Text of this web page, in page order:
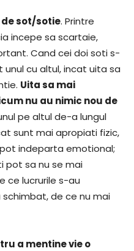
sot/sotie. Printre
incepe sa scartaie,
Cand cei doi soti s-
cu altul, incat uita sa
Uita sa mai
nu au nimic nou de
pe altul de-a lungul
sunt mai apropiati fizic,
indeparta emotional;
pot sa nu se mai
ce lucrurile s-au
de ce nu mai
a mentine vie o